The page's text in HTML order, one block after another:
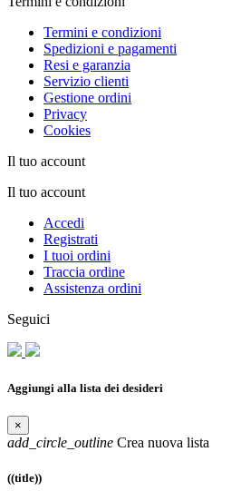
Termini e condizioni
Spedizioni e pagamenti
Resi e garanzia
Servizio clienti
Gestione ordini
Privacy
Cookies
Il tuo account
Il tuo account
Accedi
Registrati
I tuoi ordini
Traccia ordine
Assistenza ordini
Seguici
Aggiungi alla lista dei desideri
×
add_circle_outline Crea nuova lista
((title))